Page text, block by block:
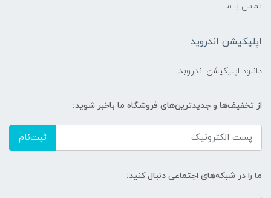
تماس با ما
اپلیکیشن اندروید
دانلود اپلیکیشن اندروبد
از تخفیف‌ها و جدیدترین‌های فروشگاه ما باخبر شوید:
ثبت‌نام
ما را در شبکه‌های اجتماعی دنبال کنید: